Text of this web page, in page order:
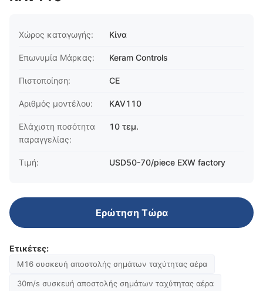
Χώρος καταγωγής: Κίνα
Επωνυμία Μάρκας: Keram Controls
Πιστοποίηση: CE
Αριθμός μοντέλου: KAV110
Ελάχιστη ποσότητα
παραγγελίας:
10 τεμ.
Τιμή: USD50-70/piece EXW factory
Ερώτηση Τώρα
Ετικέτες:
M16 συσκευή αποστολής σημάτων ταχύτητας αέρα
30m/s συσκευή αποστολής σημάτων ταχύτητας αέρα